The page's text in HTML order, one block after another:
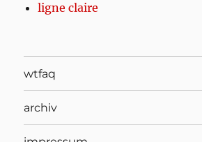
ligne claire
wtfaq
archiv